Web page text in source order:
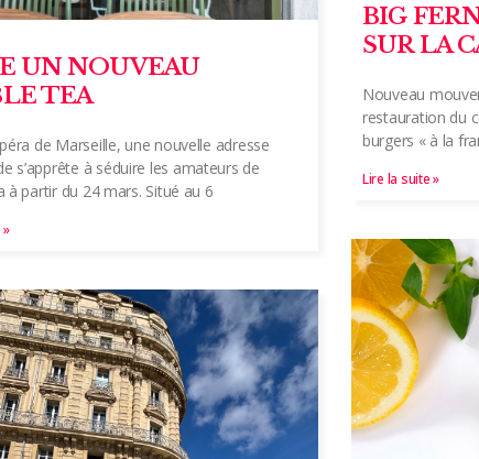
UN NOUVEAU
TEA
de Marseille, une nouvelle adresse
s’apprête à séduire les amateurs de
à partir du 24 mars. Situé au 6
BIG
SUR LA
Nouveau
restauration du
burgers « à la
Lire la suite »